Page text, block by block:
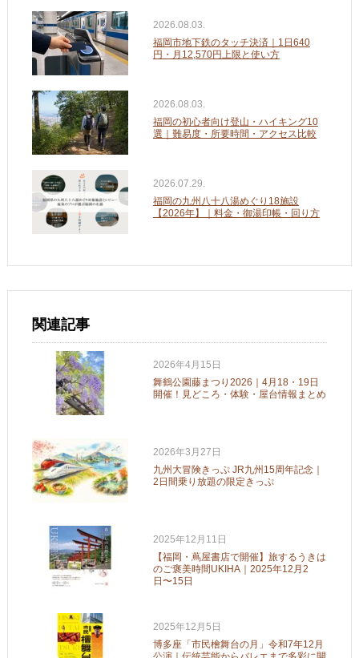
2026.08.03.
福岡市地下鉄のタッチ決済｜1日640
円・月12,570円上限と使い方
2026.08.03.
福岡の初心者向け登山・ハイキング10
選｜難易度・所要時間・アクセス比較
2026.07.29.
福岡の九州八十八湯めぐり18施設
【2026年】｜料金・御湯印帳・回り方
関連記事
2026年4月15日
舞鶴公園藤まつり2026｜4月18・19日
開催！見どころ・体験・屋台情報まとめ
2026年3月27日
九州大冒険きっぷ JR九州15周年記念｜
2日間乗り放題の限定きっぷ
2025年12月11日
【福岡・蔦屋書店で開催】旅するうきは
のご褒美時間UKIHA｜2025年12月2
日〜15日
2025年12月5日
博多座「市民檜舞台の月」令和7年12月